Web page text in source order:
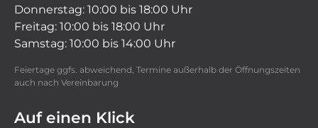
Donnerstag: 10:00 bis 18:00 Uhr
Freitag: 10:00 bis 18:00 Uhr
Samstag: 10:00 bis 14:00 Uhr
Feiertage ggfs. abweichend, Termine außerhalb der Öffnungszeiten
auch nach Vereinbarung
Auf einen Klick